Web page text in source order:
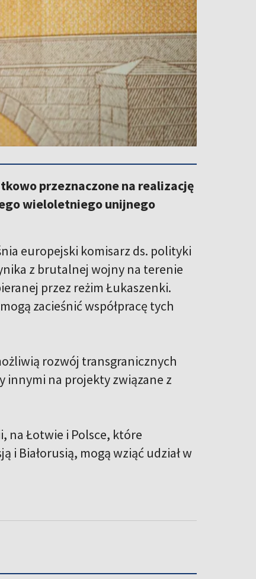
przeznaczone na realizację
wieloletniego unijnego
europejski komisarz ds. polityki
z brutalnej wojny na terenie
przez reżim Łukaszenki.
zacieśnić współpracę tych
rozwój transgranicznych
innymi na projekty związane z
na Łotwie i Polsce, które
i Białorusią, mogą wziąć udział w